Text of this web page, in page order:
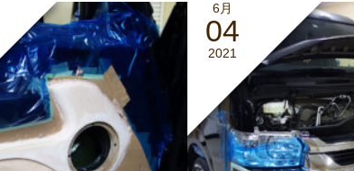
6月
04
2021